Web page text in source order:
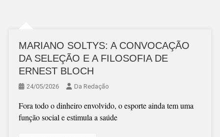
MARIANO SOLTYS: A CONVOCAÇÃO
DA SELEÇÃO E A FILOSOFIA DE
ERNEST BLOCH
24/05/2026 Da Redação
Fora todo o dinheiro envolvido, o esporte ainda tem uma
função social e estimula a saúde